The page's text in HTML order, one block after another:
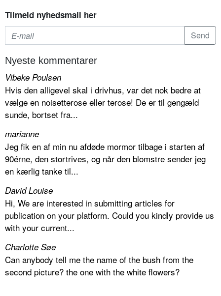
Tilmeld nyhedsmail her
Nyeste kommentarer
Vibeke Poulsen
Hvis den alligevel skal i drivhus, var det nok bedre at
vælge en noisetterose eller terose! De er til gengæld
sunde, bortset fra...
marianne
Jeg fik en af min nu afdøde mormor tilbage i starten af
90érne, den stortrives, og når den blomstre sender jeg
en kærlig tanke til...
David Louise
Hi, We are interested in submitting articles for
publication on your platform. Could you kindly provide us
with your current...
Charlotte Søe
Can anybody tell me the name of the bush from the
second picture? the one with the white flowers?